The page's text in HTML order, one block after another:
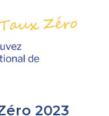
2023